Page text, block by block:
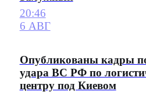
20:46
6 АВГ
Опубликованы кадры
удара ВС РФ по
центру под Киевом